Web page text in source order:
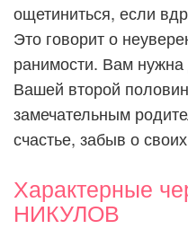
ощетиниться, если
Это говорит о
ранимости. Вам
Вашей второй
замечательным
счастье, забыв о
Характерные
НИКУЛОВ